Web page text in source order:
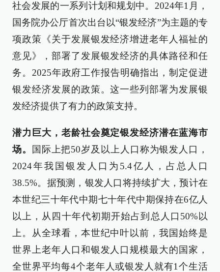
社会发展的一系列计划和规划中。2024年1月，
国务院办公厅首次出台以“银发经济”为主题的专
项政策《关于发展银发经济增进老年人福祉的
意见》，部署了发展银发经济的具体路径和任
务。2025年政府工作报告明确指出，制定促进
银发经济发展的政策。这一些列部署为发展银
发经济提供了有力的政策支持。
潜力巨大，老龄社会奠定银发经济潜在蓝海市
场。
国际上把50岁及以上人口称为银发人口，
2024年我国银发人口为5.4亿人，占总人口
38.5%。据预测，银发人口将持续扩大，预计在
本世纪三十年代中期七十年代中期保持在6亿人
以上，从四十年代初期开始占到总人口50%以
上。从全球看，本世纪中叶以前，我国始终是
世界上老年人口和银发人口规模最大的国家，
全世界平均每4个老年人或银发人就有1个生活